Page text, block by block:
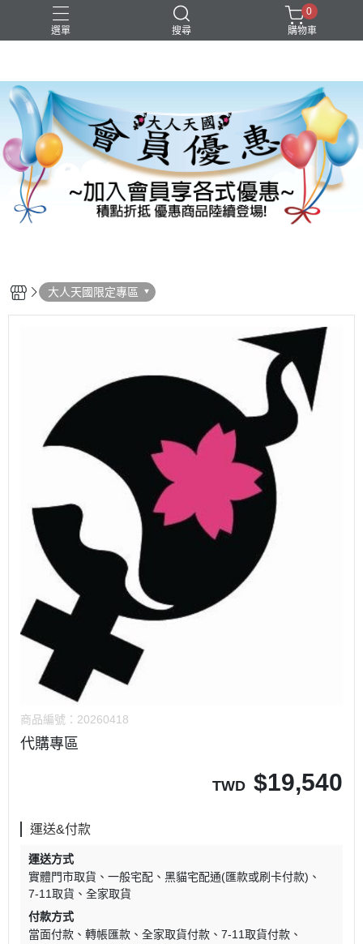
選單 搜尋
0
購物車
大人天國限定專區
商品編號： 20260418
代購專區
TWD $19,540
運送&付款
運送方式
實體門市取貨
一般宅配
黑貓宅配通(匯款或刷卡付款)
7-11取貨
全家取貨
付款方式
當面付款
轉帳匯款 全家取貨付款
7-11取貨付款